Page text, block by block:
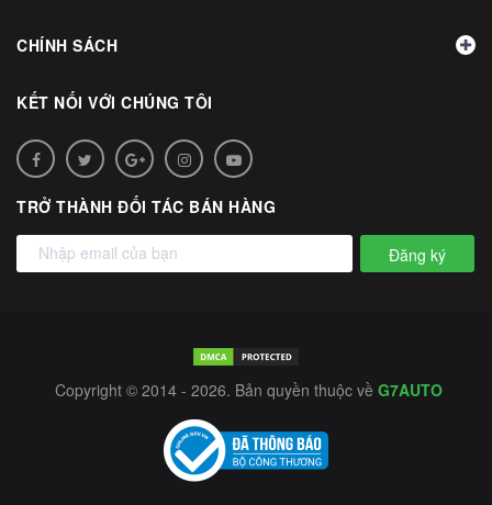
CHÍNH SÁCH
KẾT NỐI VỚI CHÚNG TÔI
TRỞ THÀNH ĐỐI TÁC BÁN HÀNG
Đăng ký
Copyright © 2014 - 2026. Bản quyền thuộc về G7AUTO